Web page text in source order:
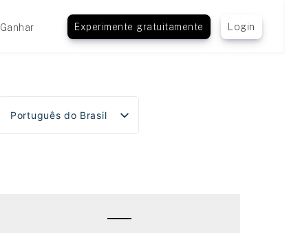
Ganhar Experimente gratuitamente Login
Português do Brasil
English